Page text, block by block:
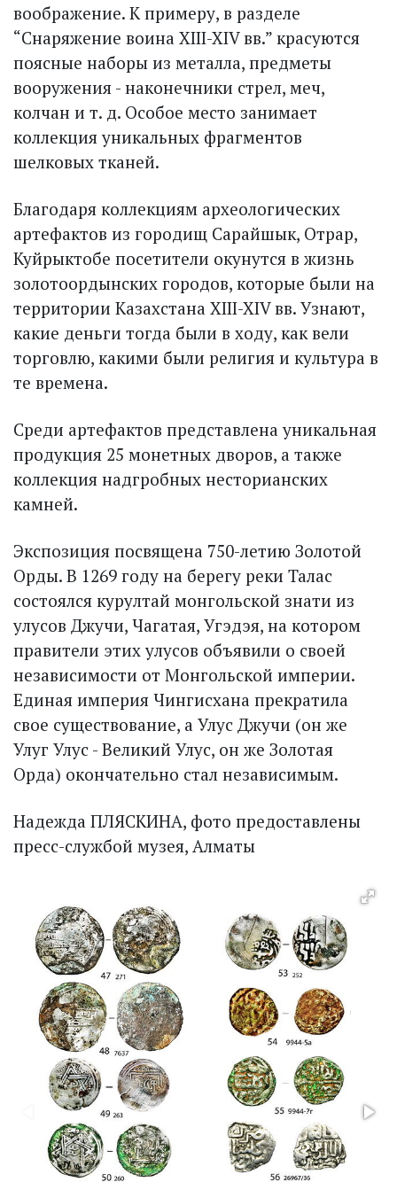
воображение. К примеру, в разделе
“Снаряжение воина XIII-XIV вв.” красуются
поясные наборы из металла, предметы
вооружения - наконечники стрел, меч,
колчан и т. д. Особое место занимает
коллекция уникальных фрагментов
шелковых тканей.
Благодаря коллекциям археологических
артефактов из городищ Сарайшык, Отрар,
Куйрыктобе посетители окунутся в жизнь
золотоордынских городов, которые были на
территории Казахстана XIII-XIV вв. Узнают,
какие деньги тогда были в ходу, как вели
торговлю, какими были религия и культура в
те времена.
Среди артефактов представлена уникальная
продукция 25 монетных дворов, а также
коллекция надгробных несторианских
камней.
Экспозиция посвящена 750-летию Золотой
Орды. В 1269 году на берегу реки Талас
состоялся курултай монгольской знати из
улусов Джучи, Чагатая, Угэдэя, на котором
правители этих улусов объявили о своей
независимости от Монгольской империи.
Единая империя Чингисхана прекратила
свое существование, а Улус Джучи (он же
Улуг Улус - Великий Улус, он же Золотая
Орда) окончательно стал независимым.
Надежда ПЛЯСКИНА, фото предоставлены
пресс-службой музея, Алматы